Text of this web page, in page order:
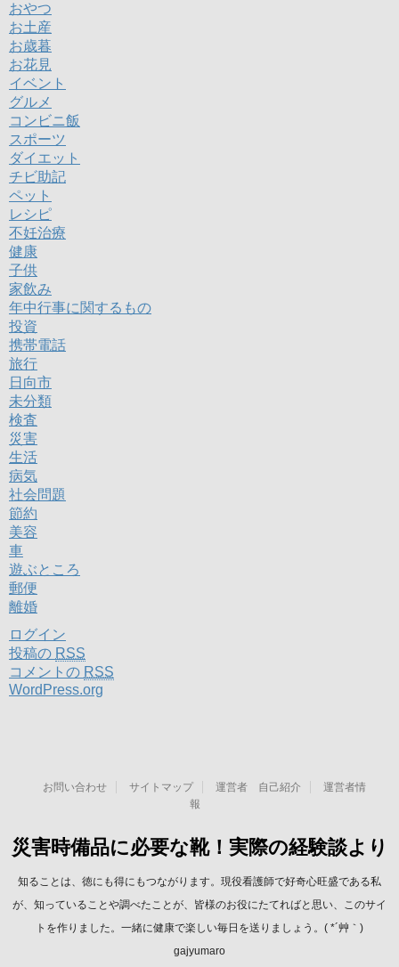
おやつ
お土産
お歳暮
お花見
イベント
グルメ
コンビニ飯
スポーツ
ダイエット
チビ助記
ペット
レシピ
不妊治療
健康
子供
家飲み
年中行事に関するもの
投資
携帯電話
旅行
日向市
未分類
検査
災害
生活
病気
社会問題
節約
美容
車
遊ぶところ
郵便
離婚
ログイン
投稿の RSS
コメントの RSS
WordPress.org
お問い合わせ サイトマップ 運営者 自己紹介
運営者情
報
災害時備品に必要な靴！実際の経験談より
知ることは、徳にも得にもつながります。現役看護師で好奇心旺盛である私
が、知っていることや調べたことが、皆様のお役にたてればと思い、このサイ
トを作りました。一緒に健康で楽しい毎日を送りましょう。( *´艸｀)
gajyumaro